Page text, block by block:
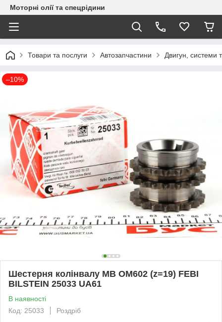
Моторні олії та спецрідини
Товари та послуги Автозапчастини Двигун, системи
–10%
Шестерня колінвалу MB OM602 (z=19) FEBI
BILSTEIN 25033 UA61
В наявності
Код: 25033
Роздріб